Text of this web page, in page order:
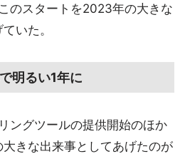
のスタートを2023年の大きな
いた。
明るい1年に
ングツールの提供開始のほか
きな出来事としてあげたのが